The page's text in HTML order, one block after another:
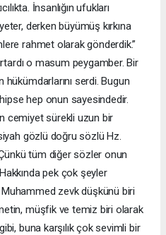
İnsanlığın ufukları
derken büyümüş kırkına
rahmet olarak gönderdik.”
o masum peygamber. Bir
hükümdarlarını serdi. Bugun
hep onun sayesindedir.
cemiyet sürekli uzun bir
gözlü doğru sözlü Hz.
tüm diğer sözler onun
pek çok şeyler
zevk düşkünü biri
müşfik ve temiz biri olarak
buna karşılık çok sevimli bir